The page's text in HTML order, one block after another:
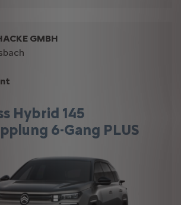
Hybrid 145
6-Gang PLUS
GMBH